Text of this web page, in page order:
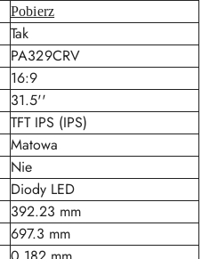
Pobierz
Tak
PA329CRV
16:9
31.5''
TFT IPS (IPS)
Matowa
Nie
Diody LED
392.23 mm
697.3 mm